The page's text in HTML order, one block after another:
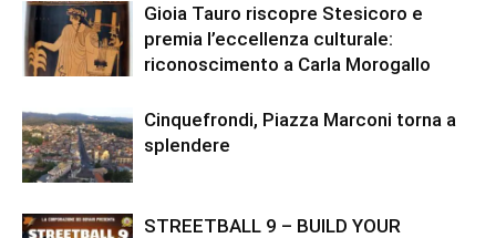
Gioia Tauro riscopre Stesicoro e
premia l’eccellenza culturale:
riconoscimento a Carla Morogallo
Cinquefrondi, Piazza Marconi torna a
splendere
STREETBALL 9 – BUILD YOUR